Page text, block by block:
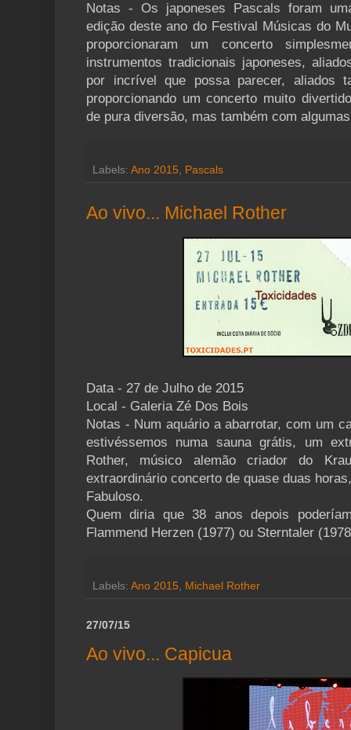
Notas - Os japoneses Pascals foram
edição deste ano do Festival Músicas do
proporcionaram um concerto
instrumentos tradicionais japoneses,
por incrível que possa parecer, aliados
proporcionando um concerto muito
de pura diversão, mas também com
Labels: Ano 2015, Pascals
Ao vivo... Michael Rother
Data - 27 de Julho de 2015
Local - Galeria Zé Dos Bois
Notas - Num aquário a abarrotar, com um
estivéssemos numa sauna grátis, um
Rother, músico alemão criador do
extraordinário concerto de quase duas
Fabuloso.
Quem diria que 38 anos depois
Flammend Herzen (1977) ou Sterntaler
Labels: Ano 2015 Michael Rother
27/07/15
Ao vivo... Capicua